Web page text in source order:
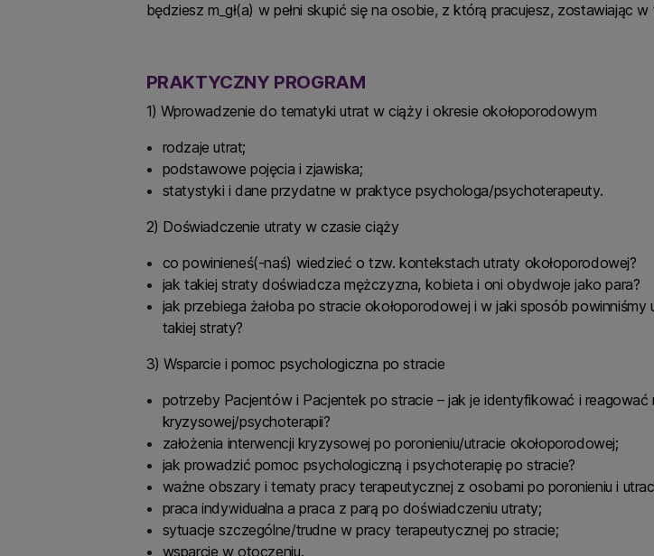
będziesz m_gł(a) w pełni skupić się na osobie, z którą pracujesz, zostawiając
PRAKTYCZNY PROGRAM
1) Wprowadzenie do tematyki utrat w ciąży i okresie okołoporodowym
rodzaje utrat;
podstawowe pojęcia i zjawiska;
statystyki i dane przydatne w praktyce psychologa/psychoterapeuty.
2) Doświadczenie utraty w czasie ciąży
co powinieneś(-naś) wiedzieć o tzw. kontekstach utraty okołoporodowej?
jak takiej straty doświadcza mężczyzna, kobieta i oni obydwoje jako para?
jak przebiega żałoba po stracie okołoporodowej i w jaki sposób
takiej straty?
3) Wsparcie i pomoc psychologiczna po stracie
potrzeby Pacjentów i Pacjentek po stracie – jak je identyfikować i
kryzysowej/psychoterapii?
założenia interwencji kryzysowej po poronieniu/utracie okołoporodowej;
jak prowadzić pomoc psychologiczną i psychoterapię po stracie?
ważne obszary i tematy pracy terapeutycznej z osobami po poronieniu i
praca indywidualna a praca z parą po doświadczeniu utraty;
sytuacje szczególne/trudne w pracy terapeutycznej po stracie;
wsparcie w otoczeniu.